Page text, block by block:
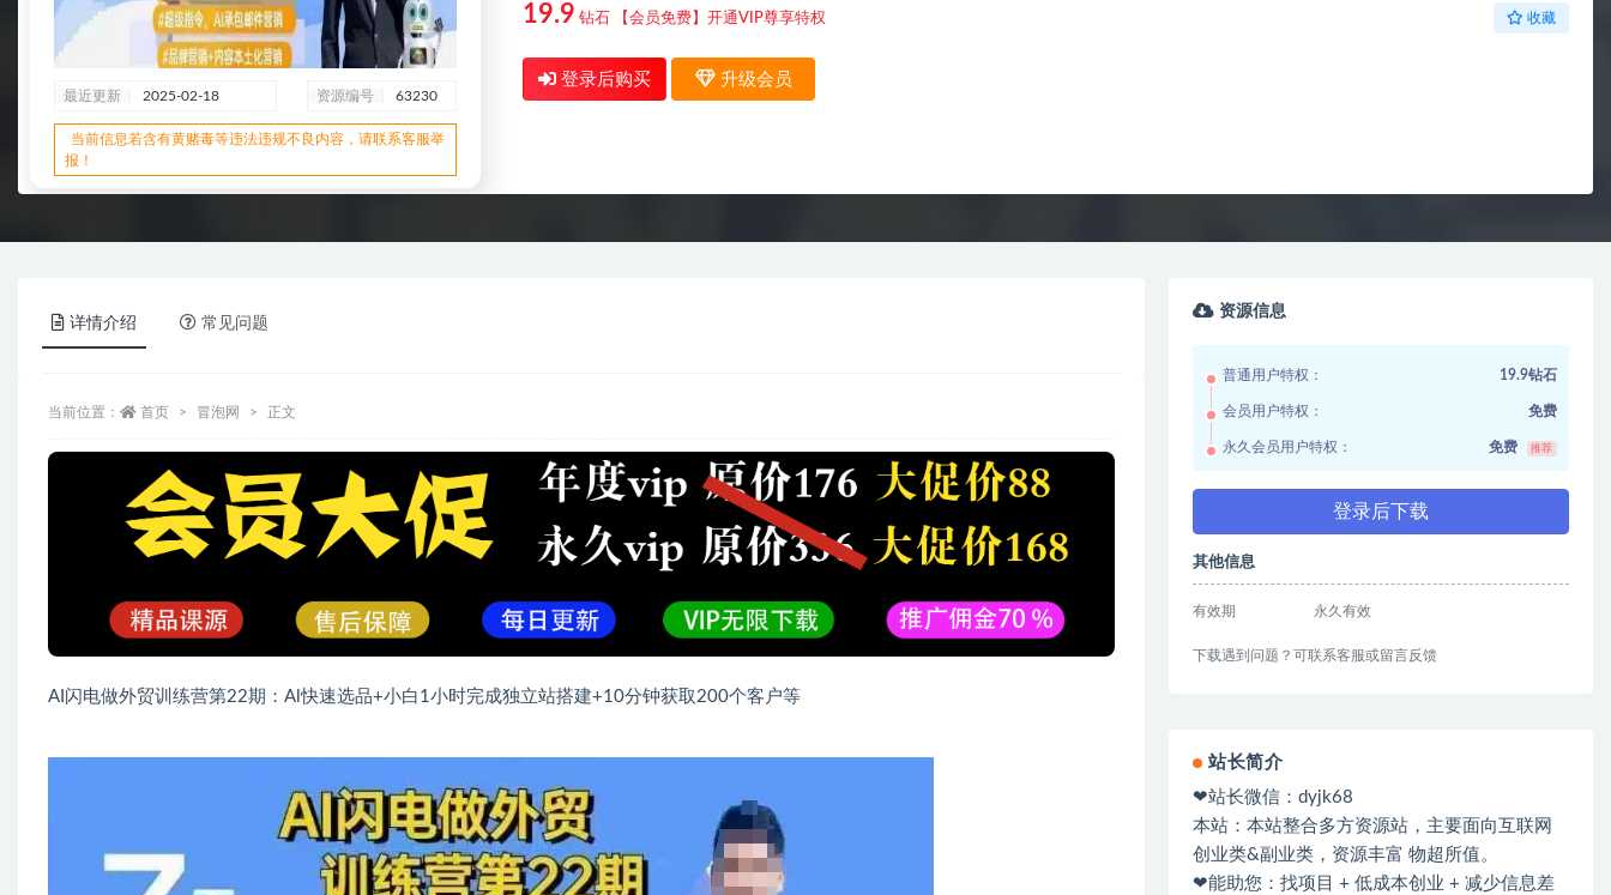
最近更新 2025-02-18 资源编号 63230
当前信息若含有黄赌毒等违法违规不良内容，请联系客服举
报！
19.9 钻石 【会员免费】开通VIP尊享特权 收藏
登录后购买 升级会员
详情介绍 常见问题
当前位置： 首页 冒泡网 正文
AI闪电做外贸训练营第22期：Al快速选品+小白1小时完成独立站搭建+10分钟获取200个客户等
资源信息
普通用户特权： 19.9钻石
会员用户特权： 免费
永久会员用户特权： 免费 推荐
登录后下载
其他信息
有效期 永久有效
下载遇到问题？可联系客服或留言反馈
站长简介
❤站长微信：dyjk68
本站：本站整合多方资源站，主要面向互联网
创业类&副业类，资源丰富 物超所值。
❤能助您：找项目 + 低成本创业 + 减少信息差